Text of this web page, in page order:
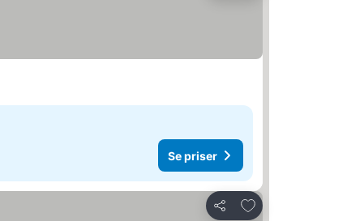
Se priser
Del
Legg til i favoritter